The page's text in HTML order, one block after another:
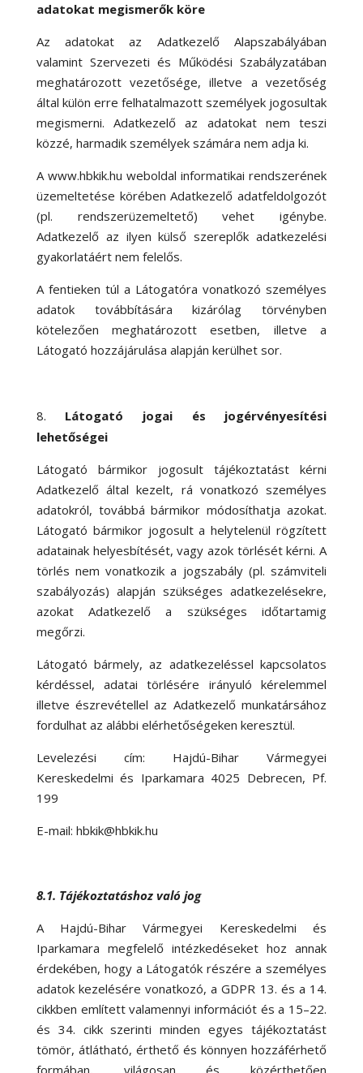
adatokat megismerők köre
Az adatokat az Adatkezelő Alapszabályában
valamint Szervezeti és Működési Szabályzatában
meghatározott vezetősége, illetve a vezetőség
által külön erre felhatalmazott személyek jogosultak
megismerni. Adatkezelő az adatokat nem teszi
közzé, harmadik személyek számára nem adja ki.
A www.hbkik.hu weboldal informatikai rendszerének
üzemeltetése körében Adatkezelő adatfeldolgozót
(pl. rendszerüzemeltető) vehet igénybe.
Adatkezelő az ilyen külső szereplők adatkezelési
gyakorlatáért nem felelős.
A fentieken túl a Látogatóra vonatkozó személyes
adatok továbbítására kizárólag törvényben
kötelezően meghatározott esetben, illetve a
Látogató hozzájárulása alapján kerülhet sor.
Látogató jogai és jogérvényesítési
lehetőségei
Látogató bármikor jogosult tájékoztatást kérni
Adatkezelő által kezelt, rá vonatkozó személyes
adatokról, továbbá bármikor módosíthatja azokat.
Látogató bármikor jogosult a helytelenül rögzített
adatainak helyesbítését, vagy azok törlését kérni. A
törlés nem vonatkozik a jogszabály (pl. számviteli
szabályozás) alapján szükséges adatkezelésekre,
azokat Adatkezelő a szükséges időtartamig
megőrzi.
Látogató bármely, az adatkezeléssel kapcsolatos
kérdéssel, adatai törlésére irányuló kérelemmel
illetve észrevétellel az Adatkezelő munkatársához
fordulhat az alábbi elérhetőségeken keresztül.
Levelezési cím: Hajdú-Bihar Vármegyei
Kereskedelmi és Iparkamara 4025 Debrecen, Pf.
199
E-mail: hbkik@hbkik.hu
8.1. Tájékoztatáshoz való jog
A Hajdú-Bihar Vármegyei Kereskedelmi és
Iparkamara megfelelő intézkedéseket hoz annak
érdekében, hogy a Látogatók részére a személyes
adatok kezelésére vonatkozó, a GDPR 13. és a 14.
cikkben említett valamennyi információt és a 15–22.
és 34. cikk szerinti minden egyes tájékoztatást
tömör, átlátható, érthető és könnyen hozzáférhető
formában, világosan és közérthetően